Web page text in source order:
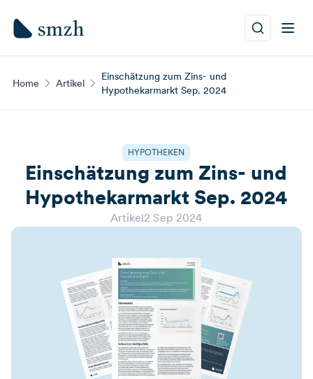
Home Artikel
Einschätzung zum Zins- und
Hypothekarmarkt Sep. 2024
HYPOTHEKEN
Einschätzung zum Zins- und
Hypothekarmarkt Sep. 2024
Artikel2 Sep 2024